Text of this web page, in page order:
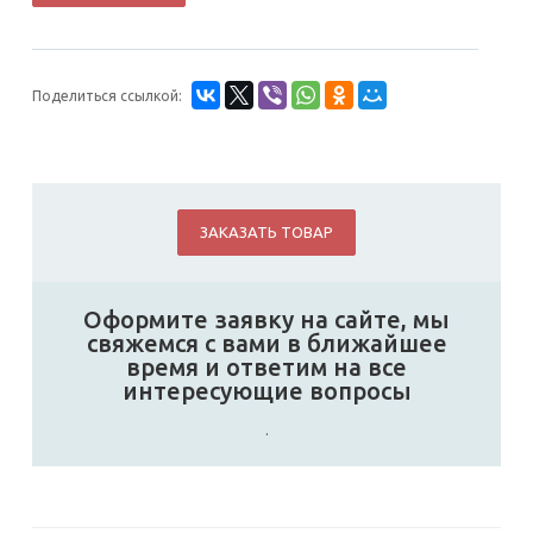
Поделиться ссылкой:
ЗАКАЗАТЬ ТОВАР
Оформите заявку на сайте, мы
свяжемся с вами в ближайшее
время и ответим на все
интересующие вопросы
.